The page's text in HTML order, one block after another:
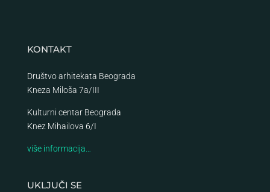
KONTAKT
Društvo arhitekata Beograda
Kneza Miloša 7a/III
Kulturni centar Beograda
Knez Mihailova 6/I
više informacija…
UKLJUČI SE